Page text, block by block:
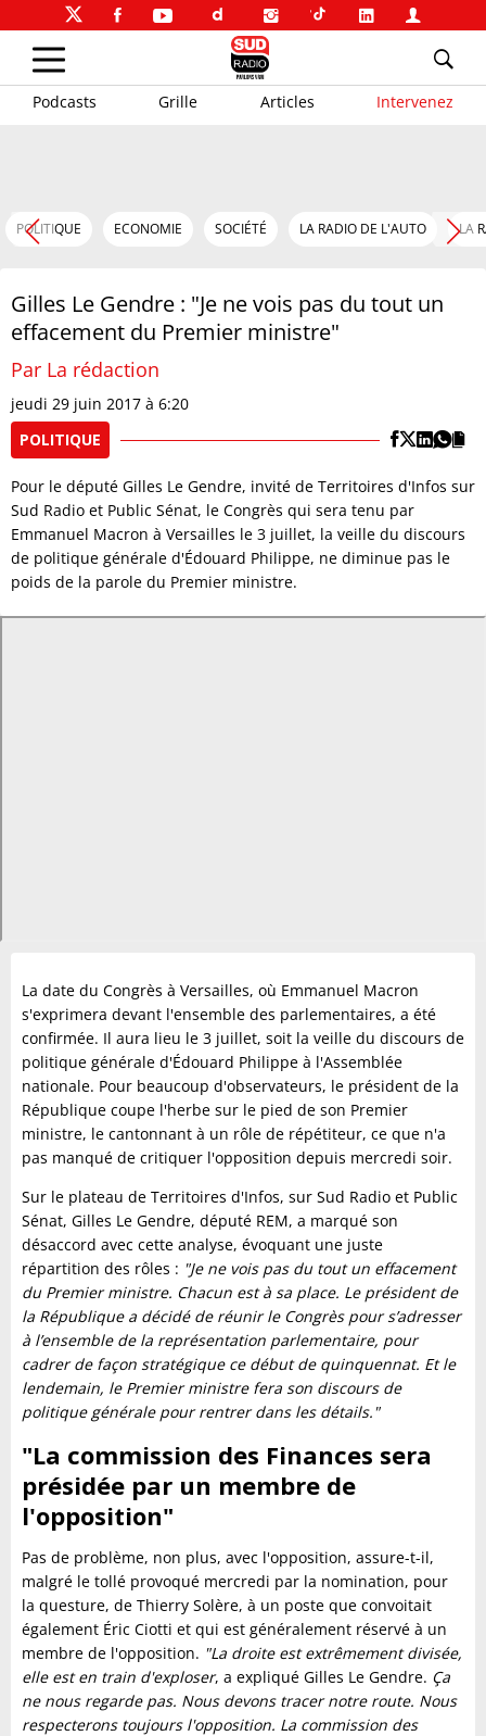
Podcasts Grille Articles Intervenez
POLITIQUE ECONOMIE SOCIÉTÉ LA RADIO DE L'AUTO LA
Gilles Le Gendre : "Je ne vois pas du tout un
effacement du Premier ministre"
Par La rédaction
jeudi 29 juin 2017 à 6:20
POLITIQUE
Pour le député Gilles Le Gendre, invité de Territoires d'Infos sur
Sud Radio et Public Sénat, le Congrès qui sera tenu par
Emmanuel Macron à Versailles le 3 juillet, la veille du discours
de politique générale d'Édouard Philippe, ne diminue pas le
poids de la parole du Premier ministre.
La date du Congrès à Versailles, où Emmanuel Macron
s'exprimera devant l'ensemble des parlementaires, a été
confirmée. Il aura lieu le 3 juillet, soit la veille du discours de
politique générale d'Édouard Philippe à l'Assemblée
nationale. Pour beaucoup d'observateurs, le président de la
République coupe l'herbe sur le pied de son Premier
ministre, le cantonnant à un rôle de répétiteur, ce que n'a
pas manqué de critiquer l'opposition depuis mercredi soir.
Sur le plateau de Territoires d'Infos, sur Sud Radio et Public
Sénat, Gilles Le Gendre, député REM, a marqué son
désaccord avec cette analyse, évoquant une juste
répartition des rôles : "Je ne vois pas du tout un effacement
du Premier ministre. Chacun est à sa place. Le président de
la République a décidé de réunir le Congrès pour s’adresser
à l’ensemble de la représentation parlementaire, pour
cadrer de façon stratégique ce début de quinquennat. Et le
lendemain, le Premier ministre fera son discours de
politique générale pour rentrer dans les détails."
"La commission des Finances sera
présidée par un membre de
l'opposition"
Pas de problème, non plus, avec l'opposition, assure-t-il,
malgré le tollé provoqué mercredi par la nomination, pour
la questure, de Thierry Solère, à un poste que convoitait
également Éric Ciotti et qui est généralement réservé à un
membre de l'opposition. "La droite est extrêmement divisée,
elle est en train d'exploser, a expliqué Gilles Le Gendre. Ça
ne nous regarde pas. Nous devons tracer notre route. Nous
respecterons toujours l'opposition. La commission des